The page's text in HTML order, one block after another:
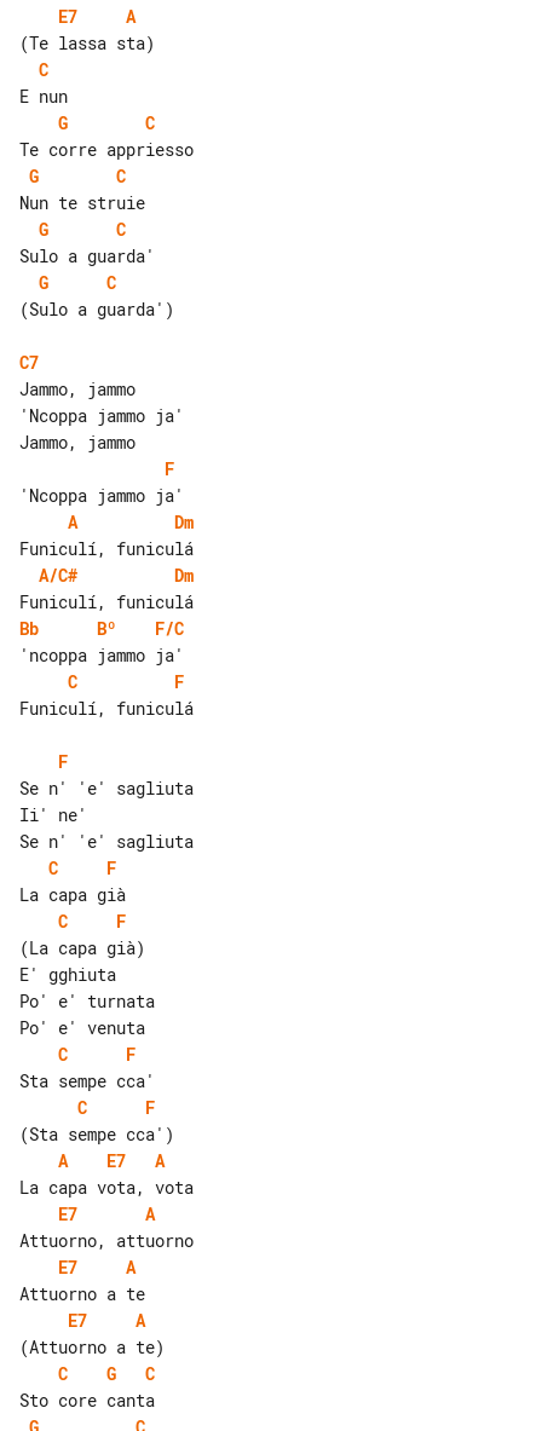
E7
A
C
G
C
G
C
G
C
G
C
(Sulo a guarda')
C7
Jammo, jammo
'Ncoppa jammo ja'
F
A
Dm
A/C#
Dm
Bb
Bº
F/C
C
F
Funiculí, funiculá
F
Se n' 'e' sagliuta
Ii' ne'
C
F
C
F
(La capa già)
E' gghiuta
Po' e' turnata
C
F
C
F
A
E7
A
E7
A
E7
A
E7
A
C
G
C